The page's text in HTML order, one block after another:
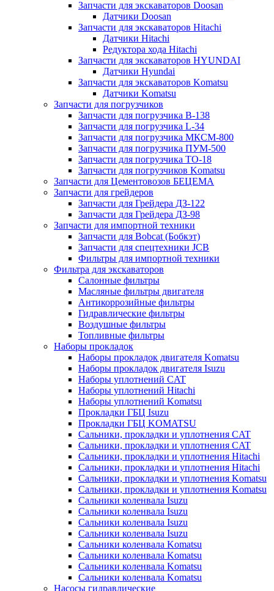
Запчасти для экскаваторов Doosan
Датчики Doosan
Запчасти для экскаваторов Hitachi
Датчики Hitachi
Редуктора хода Hitachi
Запчасти для экскаваторов HYUNDAI
Датчики Hyundai
Запчасти для экскаваторов Komatsu
Датчики Komatsu
Запчасти для погрузчиков
Запчасти для погрузчика B-138
Запчасти для погрузчика L-34
Запчасти для погрузчика МКСМ-800
Запчасти для погрузчика ПУМ-500
Запчасти для погрузчика ТО-18
Запчасти для погрузчиков Komatsu
Запчасти для Цементовозов БЕЦЕМА
Запчасти для грейдеров
Запчасти для Грейдера ДЗ-122
Запчасти для Грейдера ДЗ-98
Запчасти для импортной техники
Запчасти для Bobcat (Бобкэт)
Запчасти для спецтехники JCB
Фильтры для импортной техники
Фильтра для экскаваторов
Салонные фильтры
Масляные фильтры двигателя
Антикоррозийные фильтры
Гидравлические фильтры
Воздушные фильтры
Топливные фильтры
Наборы прокладок
Наборы прокладок двигателя Komatsu
Наборы прокладок двигателя Isuzu
Наборы уплотнений CAT
Наборы уплотнений Hitachi
Наборы уплотнений Komatsu
Прокладки ГБЦ Isuzu
Прокладки ГБЦ KOMATSU
Сальники, прокладки и уплотнения CAT
Сальники, прокладки и уплотнения CAT
Сальники, прокладки и уплотнения Hitachi
Сальники, прокладки и уплотнения Hitachi
Сальники, прокладки и уплотнения Komatsu
Сальники, прокладки и уплотнения Komatsu
Сальники коленвала Isuzu
Сальники коленвала Isuzu
Сальники коленвала Isuzu
Сальники коленвала Isuzu
Сальники коленвала Komatsu
Сальники коленвала Komatsu
Сальники коленвала Komatsu
Сальники коленвала Komatsu
Насосы гидравлические